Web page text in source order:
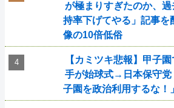
が極まりすぎたのか、
持率下げてやる」記事
像の10倍低俗
【カミツキ悲報】甲子
手が始球式→日本保守党
子園を政治利用するな！」